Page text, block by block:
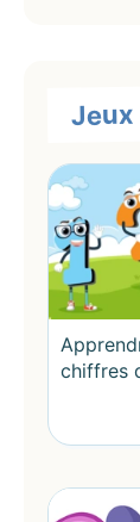
Jeux
chiffres